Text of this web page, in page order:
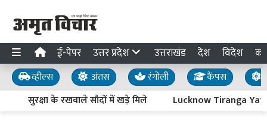
ई-पेपर उत्तर प्रदेश उत्तराखंड देश विदेश
व्हील्स अंतस रंगोली कैंपस
सुरक्षा के रखवाले सौदों में खड़े मिले
Lucknow Tiranga Yatra